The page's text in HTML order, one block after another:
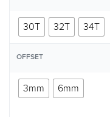
30T 32T 34T
OFFSET
3mm 6mm